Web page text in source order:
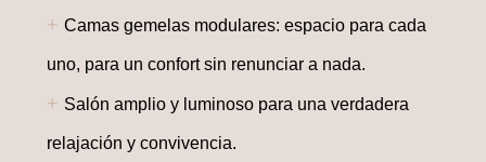
+ Camas gemelas modulares: espacio para cada
uno, para un confort sin renunciar a nada.
+ Salón amplio y luminoso para una verdadera
relajación y convivencia.